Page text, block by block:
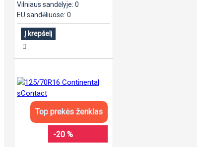
Vilniaus sandėlyje: 0
EU sandėliuose: 0
Į krepšelį
Top prekės ženklas
-20 %